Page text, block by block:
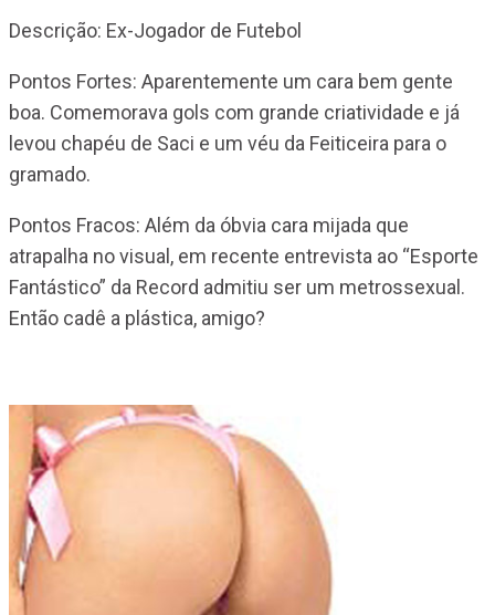
Descrição: Ex-Jogador de Futebol
Pontos Fortes: Aparentemente um cara bem gente
boa. Comemorava gols com grande criatividade e já
levou chapéu de Saci e um véu da Feiticeira para o
gramado.
Pontos Fracos: Além da óbvia cara mijada que
atrapalha no visual, em recente entrevista ao “Esporte
Fantástico” da Record admitiu ser um metrossexual.
Então cadê a plástica, amigo?